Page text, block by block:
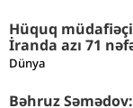
Hüquq
İranda azı 71
Dünya
Bəhruz